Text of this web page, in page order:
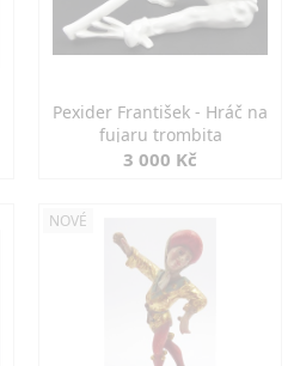
Pexider František - Hráč na
fujaru trombita
3 000 Kč
NOVÉ